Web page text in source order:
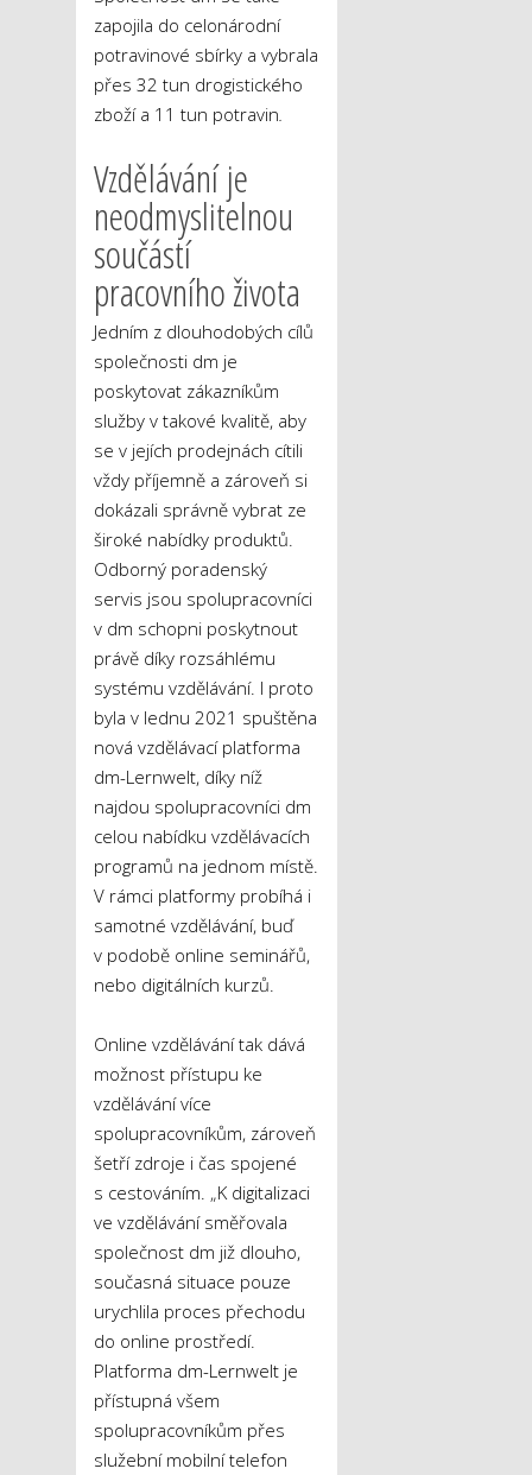
zapojila do celonárodní
potravinové sbírky a vybrala
přes 32 tun drogistického
zboží a 11 tun potravin
Vzdělávání je
neodmyslitelnou
součástí
pracovního života
Jedním z dlouhodobých cílů
společnosti dm je
poskytovat zákazníkům
služby v takové kvalitě, aby
se v jejích prodejnách cítili
vždy příjemně a zároveň si
dokázali správně vybrat ze
široké nabídky produktů.
Odborný poradenský
servis jsou spolupracovníci
v dm schopni poskytnout
právě díky rozsáhlému
systému vzdělávání. I proto
byla v lednu 2021 spuštěna
nová vzdělávací platforma
dm-Lernwelt, díky níž
najdou spolupracovníci dm
celou nabídku vzdělávacích
programů na jednom místě.
V rámci platformy probíhá i
samotné vzdělávání, buď
v podobě online seminářů,
nebo digitálních kurzů.
Online vzdělávání tak dává
možnost přístupu ke
vzdělávání více
spolupracovníkům, zároveň
šetří zdroje i čas spojené
s cestováním. „K digitalizaci
ve vzdělávání směřovala
společnost dm již dlouho,
současná situace pouze
urychlila proces přechodu
do online prostředí.
Platforma dm-Lernwelt je
přístupná všem
spolupracovníkům přes
služební mobilní telefon